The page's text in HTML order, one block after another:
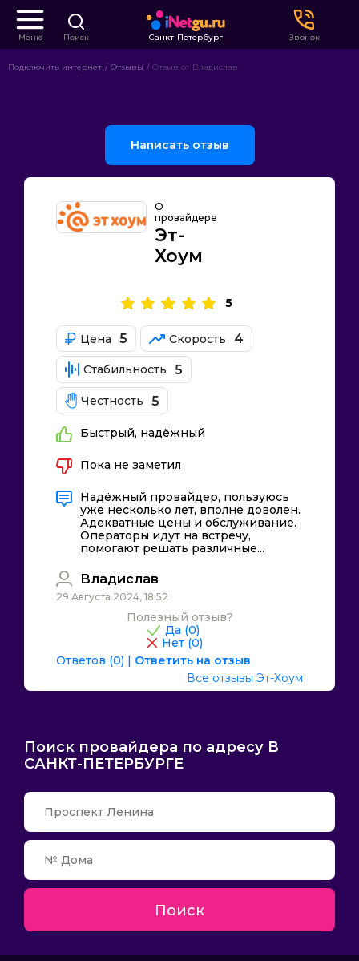
Меню Поиск Санкт-Петербург Звонок
Подключить интернет Отзывы Отзыв от Владислав
Написать отзыв
Все отзывы Эт-Хоум
О
провайдере
Эт-
Хоум
5
Цена 5 Скорость 4
Стабильность 5
Честность 5
Быстрый, надёжный
Пока не заметил
Надёжный провайдер, пользуюсь
уже несколько лет, вполне доволен.
Адекватные цены и обслуживание.
Операторы идут на встречу,
помогают решать различные...
Владислав
29 Августа 2024, 18:52
Полезный отзыв?
Да (0)
Нет (0)
Ответов (0)
Ответить на отзыв
Поиск провайдера по адресу В
САНКТ-ПЕТЕРБУРГЕ
Поиск